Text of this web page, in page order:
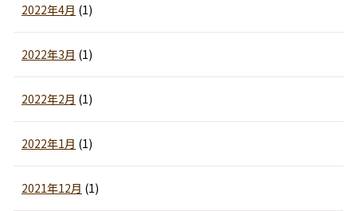
2022年4月 (1)
2022年3月 (1)
2022年2月 (1)
2022年1月 (1)
2021年12月 (1)